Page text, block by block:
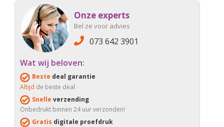
Onze experts
Bel ze voor advies
073 642 3901
Wat wij beloven:
Beste deal garantie
Altijd de beste deal
Snelle verzending
Onbedrukt binnen 24 uur verzonden!
Gratis digitale proefdruk